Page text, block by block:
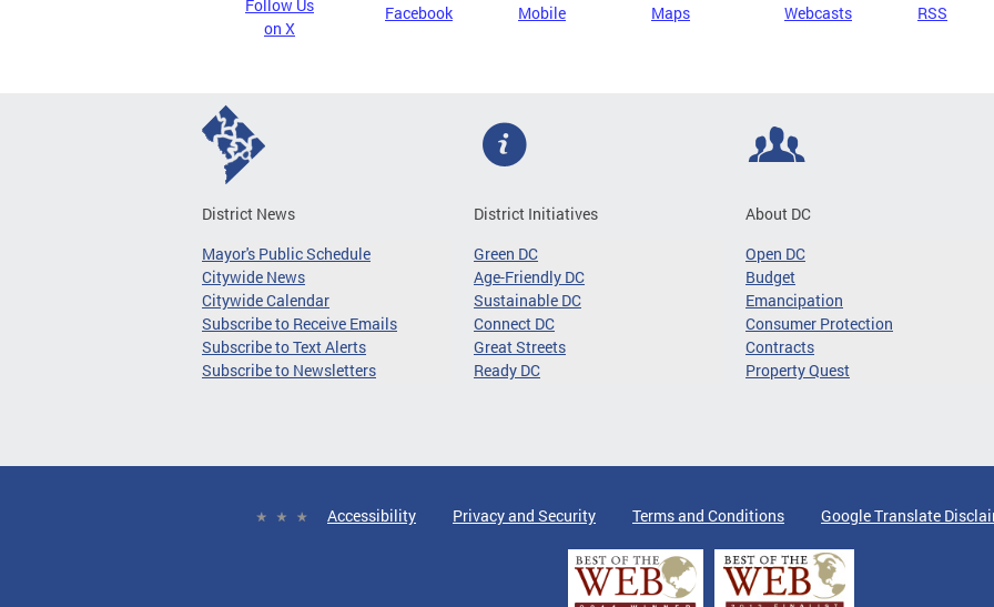
Follow Us
on X
Facebook Mobile Maps Webcasts RSS
District News
Mayor's Public Schedule
Citywide News
Citywide Calendar
Subscribe to Receive Emails
Subscribe to Text Alerts
Subscribe to Newsletters
District Initiatives
Green DC
Age-Friendly DC
Sustainable DC
Connect DC
Great Streets
Ready DC
About DC
Open DC
Budget
Emancipation
Consumer Protection
Contracts
Property Quest
Accessibility Privacy and Security Terms and Conditions Google Translate